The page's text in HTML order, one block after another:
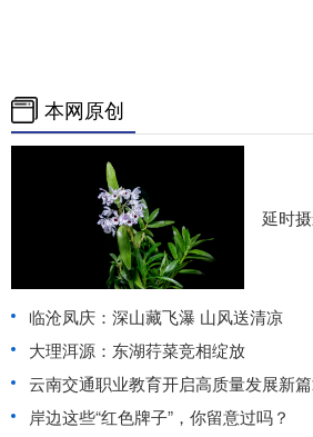
本网原创
延时
临沧凤庆：深山藏飞瀑 山风送清凉
大理洱源：东湖荇菜竞相绽放
云南交通职业教育开启高质量发展新
岸边这些“红色牌子”，你留意过吗？